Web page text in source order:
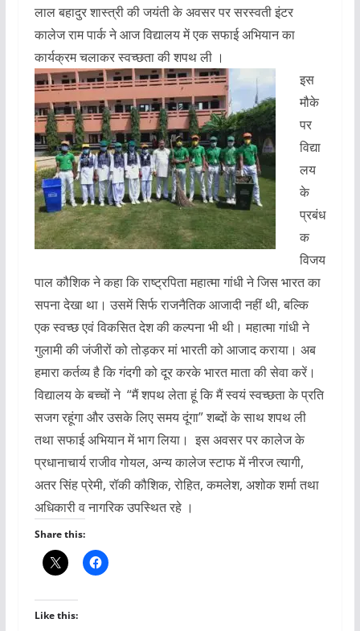
लाल बहादुर शास्त्री की जयंती के अवसर पर सरस्वती इंटर
कालेज राम पार्क ने आज विद्यालय में एक सफाई अभियान का
कार्यक्रम चलाकर स्वच्छता की शपथ ली ।
इस
मौके
पर
विद्या
लय
के
प्रबंध
क
विजय
पाल कौशिक ने कहा कि राष्ट्रपिता महात्मा गांधी ने जिस भारत का
सपना देखा था। उसमें सिर्फ राजनैतिक आजादी नहीं थी, बल्कि
एक स्वच्छ एवं विकसित देश की कल्पना भी थी। महात्मा गांधी ने
गुलामी की जंजीरों को तोड़कर मां भारती को आजाद कराया। अब
हमारा कर्तव्य है कि गंदगी को दूर करके भारत माता की सेवा करें।
विद्यालय के बच्चों ने “मैं शपथ लेता हूं कि मैं स्वयं स्वच्छता के प्रति
सजग रहूंगा और उसके लिए समय दूंगा” शब्दों के साथ शपथ ली
तथा सफाई अभियान में भाग लिया। इस अवसर पर कालेज के
प्रधानाचार्य राजीव गोयल, अन्य कालेज स्टाफ में नीरज त्यागी,
अतर सिंह प्रेमी, रॉकी कौशिक, रोहित, कमलेश, अशोक शर्मा तथा
अधिकारी व नागरिक उपस्थित रहे ।
Share this:
Like this: